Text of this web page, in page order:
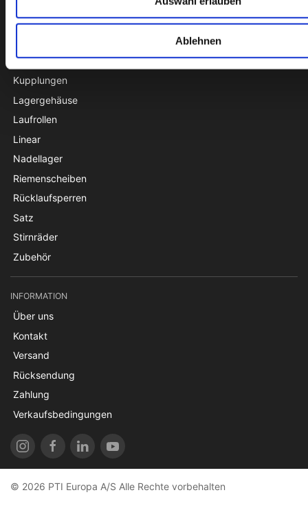
Ablehnen
Ketten- und Riemenspanner
Kugel- und Wälzlager
Kupplungen
Lagergehäuse
Laufrollen
Linear
Nadellager
Riemenscheiben
Rücklaufsperren
Satz
Stirnräder
Zubehör
INFORMATION
Über uns
Kontakt
Versand
Rücksendung
Zahlung
Verkaufsbedingungen
© 2026 PTI Europa A/S Alle Rechte vorbehalten